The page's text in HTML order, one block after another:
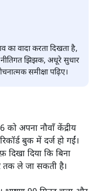
वादा करता दिखता है,
झिझक, अधूरे सुधार
समीक्षा पढ़िए।